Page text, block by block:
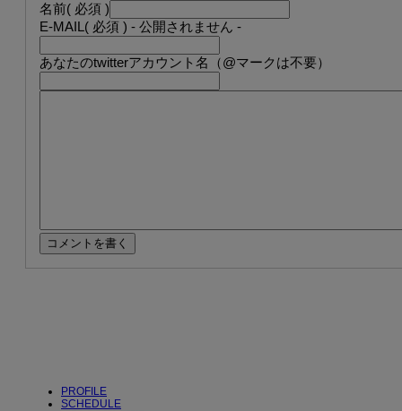
名前( 必須 )
E-MAIL ( 必須 ) - 公開されません -
あなたのtwitterアカウント名（@マークは不要）
PROFILE
SCHEDULE